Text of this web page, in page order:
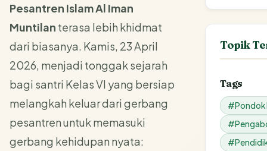
Pesantren Islam Al Iman
Muntilan terasa lebih khidmat
dari biasanya. Kamis, 23 April
2026, menjadi tonggak sejarah
bagi santri Kelas VI yang bersiap
melangkah keluar dari gerbang
pesantren untuk memasuki
gerbang kehidupan nyata:
Topik
Tags
#Pondok